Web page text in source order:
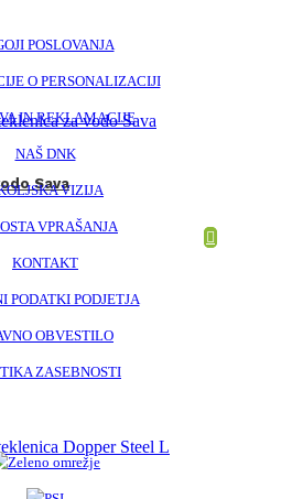
Sava
POSLOVANJA
O PERSONALIZACIJI
IN REKLAMACIJE
NAŠ DNK
VIZIJA
VPRAŠANJA
KONTAKT
PODATKI PODJETJA
OBVESTILO
ZASEBNOSTI